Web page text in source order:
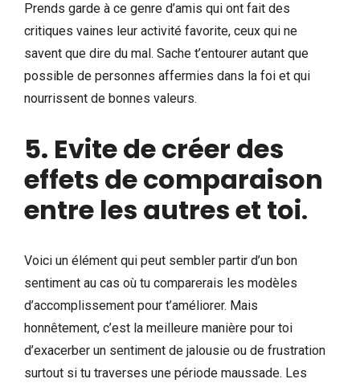
Prends garde à ce genre d’amis qui ont fait des
critiques vaines leur activité favorite, ceux qui ne
savent que dire du mal. Sache t’entourer autant que
possible de personnes affermies dans la foi et qui
nourrissent de bonnes valeurs.
5. Evite de créer des
effets de comparaison
entre les autres et toi.
Voici un élément qui peut sembler partir d’un bon
sentiment au cas où tu comparerais les modèles
d’accomplissement pour t’améliorer. Mais
honnêtement, c’est la meilleure manière pour toi
d’exacerber un sentiment de jalousie ou de frustration
surtout si tu traverses une période maussade. Les